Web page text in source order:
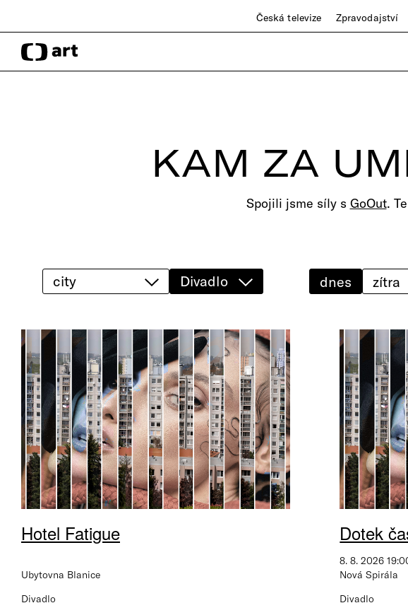
Česká televize Zpravodajství
KAM ZA
Spojili jsme síly s GoOut.
city Divadlo dnes zítra
Hotel Fatigue
Ubytovna Blanice
Divadlo
Dotek
8. 8. 2026
Nová Spirála
Divadlo